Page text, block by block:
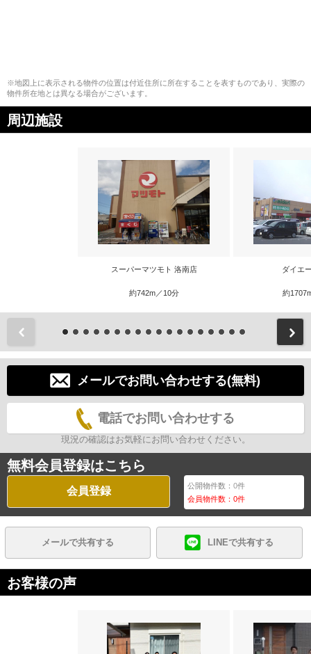
※地図上に表示される物件の位置は付近住所に所在することを表すものであり、実際の
物件所在地とは異なる場合がございます。
周辺施設
スーパーマツモト 洛南店
約742m／10分
ダイエ
約
メールでお問い合わせする(無料)
電話でお問い合わせする
現況の確認はお気軽にお問い合わせください。
無料会員登録はこちら
会員登録 公開物件数：0件
会員物件数：0件
メールで共有する LINEで共有する
お客様の声